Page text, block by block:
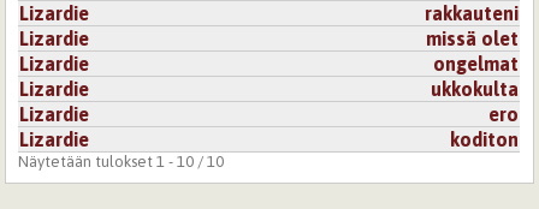
Lizardie
rakkauteni
Lizardie
missä olet
Lizardie
ongelmat
Lizardie
ukkokulta
Lizardie
ero
Lizardie
koditon
Näytetään tulokset 1 - 10 / 10